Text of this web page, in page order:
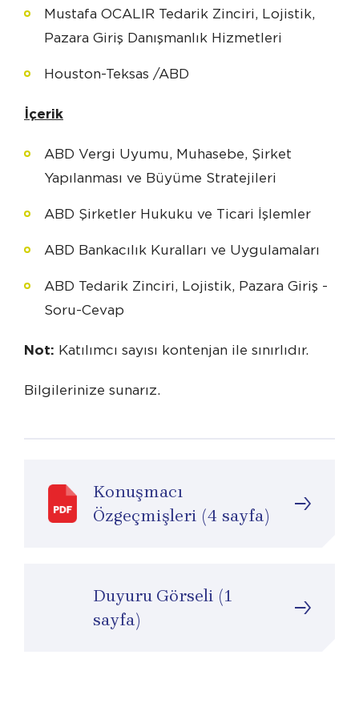
Mustafa OCALIR Tedarik Zinciri, Lojistik,
Pazara Giriş Danışmanlık Hizmetleri
Houston-Teksas /ABD
İçerik
ABD Vergi Uyumu, Muhasebe, Şirket
Yapılanması ve Büyüme Stratejileri
ABD Şirketler Hukuku ve Ticari İşlemler
ABD Bankacılık Kuralları ve Uygulamaları
ABD Tedarik Zinciri, Lojistik, Pazara Giriş -
Soru-Cevap
Not: Katılımcı sayısı kontenjan ile sınırlıdır.
Bilgilerinize sunarız.
Konuşmacı
Özgeçmişleri (4 sayfa)
Duyuru Görseli (1
sayfa)